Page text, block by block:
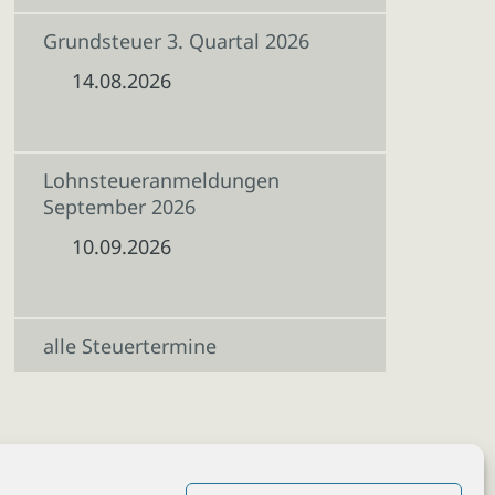
Grundsteuer 3. Quartal 2026
14.08.2026
Lohnsteueranmeldungen
September 2026
10.09.2026
alle Steuertermine